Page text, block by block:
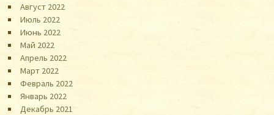
Август 2022
Июль 2022
Июнь 2022
Май 2022
Апрель 2022
Март 2022
Февраль 2022
Январь 2022
Декабрь 2021